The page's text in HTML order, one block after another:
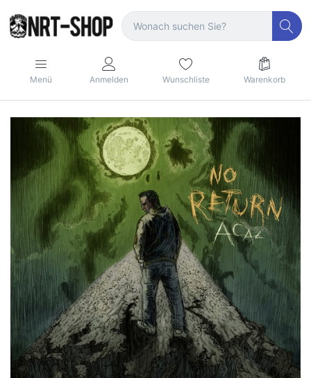
Menü Anmelden Wunschliste Warenkorb